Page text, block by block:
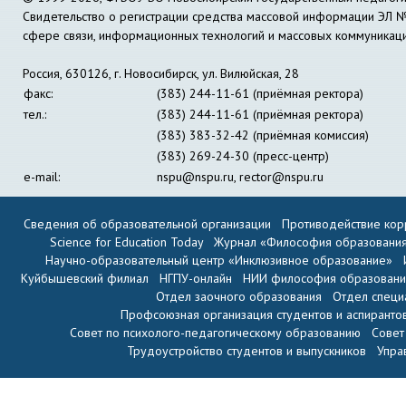
Свидетельство о регистрации средства массовой информации
сфере связи, информационных технологий и массовых
Россия, 630126, г. Новосибирск, ул. Вилюйская, 28
факс:
(383) 244-11-61 (приёмная ректора)
тел.:
(383) 244-11-61 (приёмная ректора)
(383) 383-32-42 (приёмная комиссия)
(383) 269-24-30 (пресс-центр)
e-mail:
nspu@nspu.ru, rector@nspu.ru
Сведения об образовательной организации
Противодействие
Science for Education Today
Журнал «Философия
Научно-образовательный центр «Инклюзивное образование»
Куйбышевский филиал
НГПУ-онлайн
НИИ философия
Отдел заочного образования
Отдел
Профсоюзная организация студентов и
Совет по психолого-педагогическому образованию
Трудоустройство студентов и выпускников